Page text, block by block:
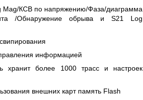
Mag/КСВ по напряжению/Фаза/диаграмма
/Обнаружение обрыва и S21 Log
информацией
хранит более 1000 трасc и настроек
внешних карт память Flash